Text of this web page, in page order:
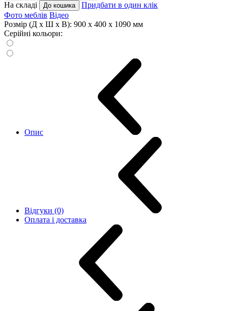
На складі До кошика
Придбати в один клік
Фото меблів Відео
Розмір (Д x Ш x В): 900 x 400 x 1090 мм
Серійні кольори:
Опис
Відгуки (0)
Оплата і доставка